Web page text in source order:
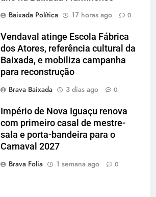
Baixada Política
17 horas ago 0
Vendaval atinge Escola Fábrica
dos Atores, referência cultural da
Baixada, e mobiliza campanha
para reconstrução
Brava Baixada
3 dias ago 0
Império de Nova Iguaçu renova
com primeiro casal de mestre-
sala e porta-bandeira para o
Carnaval 2027
Brava Folia
1 semana ago 0